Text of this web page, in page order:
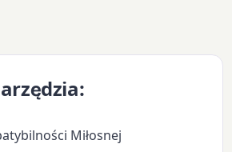
Miłosnej